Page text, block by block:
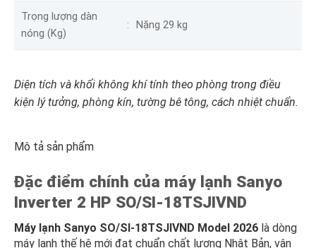
Trọng lượng dàn
nóng (Kg)
Nặng 29 kg
Diện tích và khối không khí tính theo phòng trong điều
kiện lý tưởng, phòng kín, tường bê tông, cách nhiệt chuẩn.
Mô tả sản phẩm
Đặc điểm chính của máy lạnh Sanyo
Inverter 2 HP SO/SI-18TSJIVND
Máy lạnh Sanyo SO/SI-18TSJIVND Model 2026 là dòng
máy lạnh thế hệ mới đạt chuẩn chất lượng Nhật Bản, vận